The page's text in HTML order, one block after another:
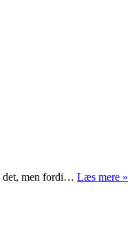
det, men fordi… Læs mere »